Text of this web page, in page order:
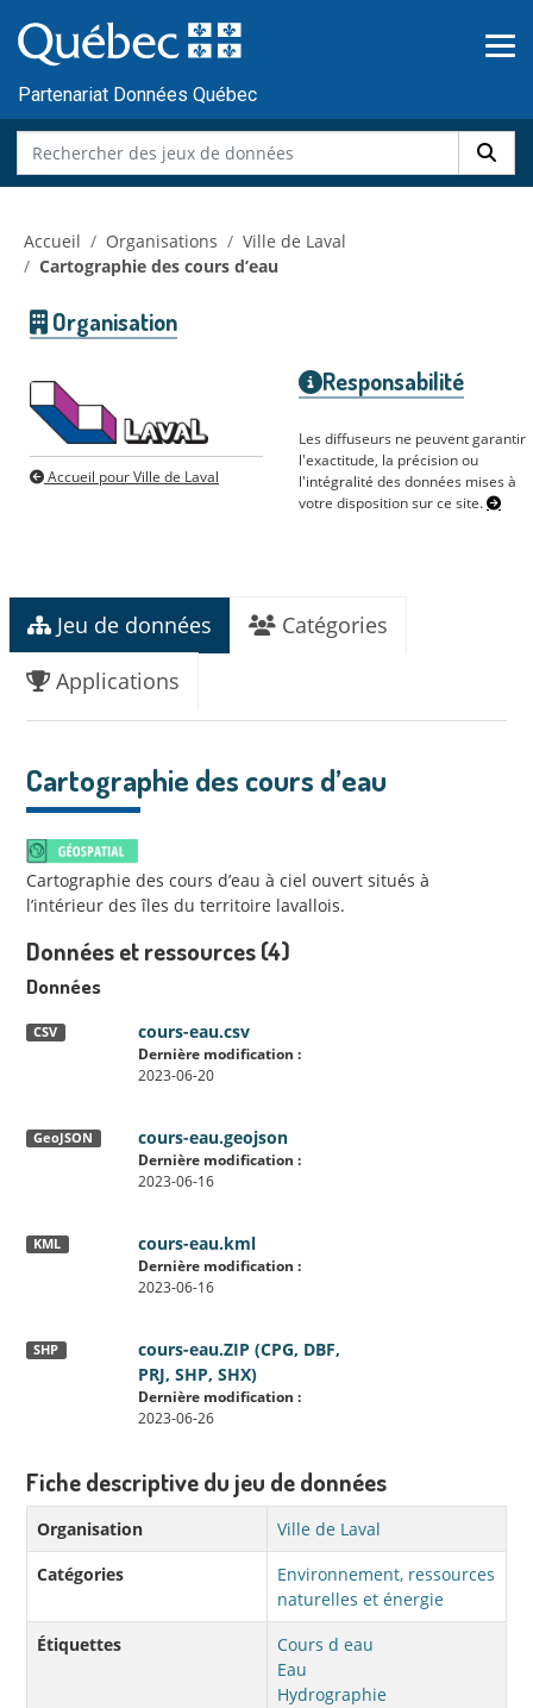
au
contenu
Partenariat Données Québec
Accueil Organisations
Ville de Laval
Cartographie des cours d’eau
Organisation
Accueil pour Ville de Laval
Responsabilité
Les diffuseurs ne peuvent garantir
l'exactitude, la précision ou
l'intégralité des données mises à
votre disposition sur ce site.
Jeu de données
Catégories
Applications
Cartographie des cours d’eau
Cartographie des cours d’eau à ciel ouvert situés à
l’intérieur des îles du territoire lavallois.
Données et ressources (4)
Données
cours-eau.csv
CSV
Dernière modification :
2023-06-20
cours-eau.geojson
GeoJSON
Dernière modification :
2023-06-16
cours-eau.kml
KML
Dernière modification :
2023-06-16
cours-eau.ZIP (CPG, DBF,
PRJ, SHP, SHX)
SHP
Dernière modification :
2023-06-26
Fiche descriptive du jeu de données
Organisation
Ville de Laval
Catégories
Environnement, ressources
naturelles et énergie
Étiquettes
Cours d eau
Eau
Hydrographie